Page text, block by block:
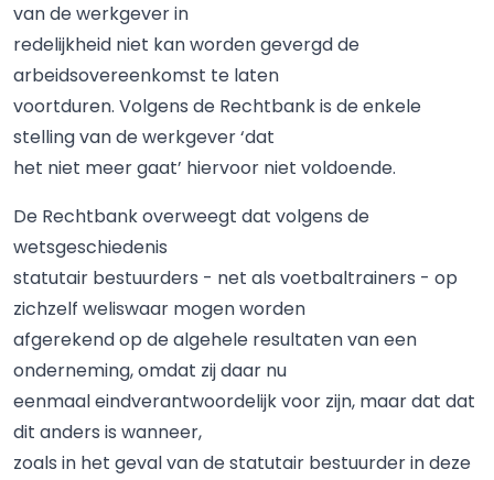
van de werkgever in
redelijkheid niet kan worden gevergd de
arbeidsovereenkomst te laten
voortduren. Volgens de Rechtbank is de enkele
stelling van de werkgever ‘dat
het niet meer gaat’ hiervoor niet voldoende.
De Rechtbank overweegt dat volgens de
wetsgeschiedenis
statutair bestuurders - net als voetbaltrainers - op
zichzelf weliswaar mogen worden
afgerekend op de algehele resultaten van een
onderneming, omdat zij daar nu
eenmaal eindverantwoordelijk voor zijn, maar dat dat
dit anders is wanneer,
zoals in het geval van de statutair bestuurder in deze